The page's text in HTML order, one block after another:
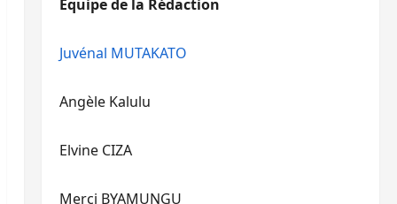
Equipe de la Rédaction
Juvénal MUTAKATO
Angèle Kalulu
Elvine CIZA
Merci BYAMUNGU